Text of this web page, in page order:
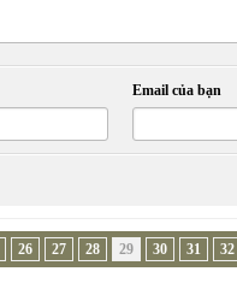
Email của bạn
26 27 28 29 30 31 32